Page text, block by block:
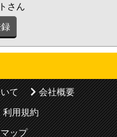
さん
て
会社概要
利用規約
ップ